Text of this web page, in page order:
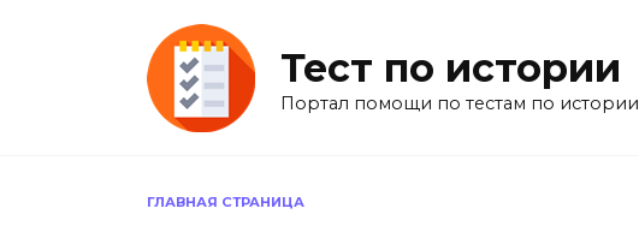
Тест по истории
Портал помощи по тестам по истории
ГЛАВНАЯ СТРАНИЦА